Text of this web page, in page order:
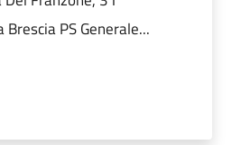
Brescia PS Generale...